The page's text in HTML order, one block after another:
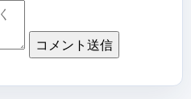
コメント送信